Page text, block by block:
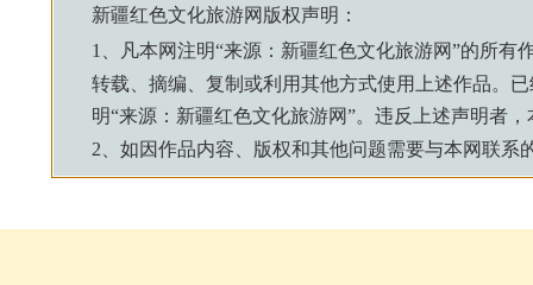
新疆红色文化旅游网 版权声明：
1、凡本网注明“来源： 新疆红色文化旅游网”的所有
转载、摘编、复制或利用其他方式使用上述作品。
明“来源： 新疆红色文化旅游网”。违反上述声明者
2、如因作品内容、版权和其他问题需要与本网联系